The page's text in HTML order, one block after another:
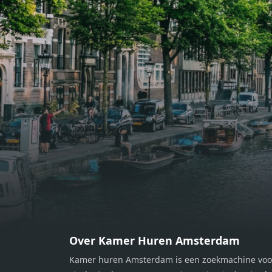
eethoek. De keuken is van alle
gemakken voorzien, perfect voor het
bereiden van heerlijke maaltijden.
Vanuit de woonkamer stap je zo het
balkon op, waar je kunt genieten
van een prachtig uitzicht en een
moment van rust. De woning
beschikt over twee comfortabele
slaapkamers van respectievelijk 12,1
m² en 8 m². Beide kamers bieden tal
van mogelijkheden, zoals een fijne
werkplek, een logeerkamer of een
persoonlijke slaapkamer. De
gemak en privacy. Gelegen in een
Zaandam, bevindt de woning zich
van
m²
van
Over Kamer Huren Amsterdam
Kamer huren Amsterdam is een zoekmachine